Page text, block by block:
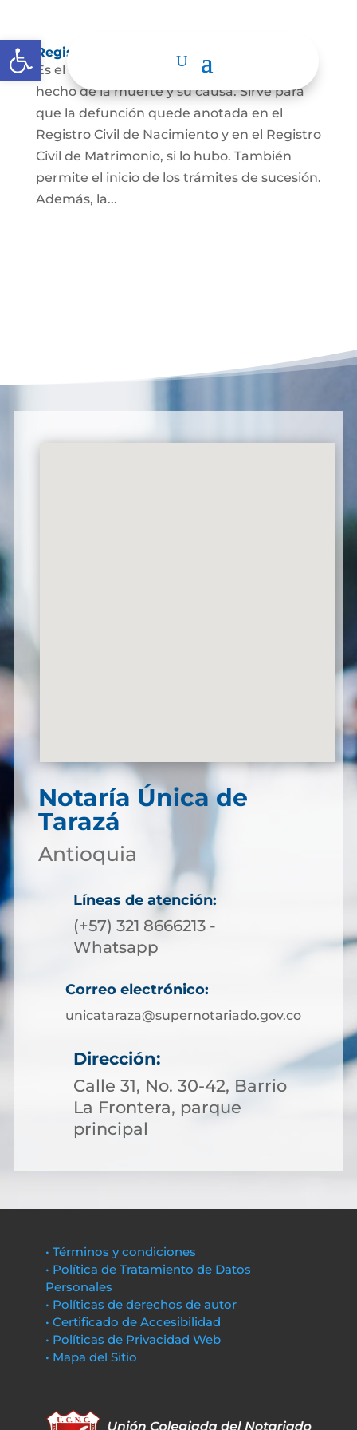
Abrir barra de herramientas
Registro Civil de Defunción
Es el documento público que prueba el
hecho de la muerte y su causa. Sirve para
que la defunción quede anotada en el
Registro Civil de Nacimiento y en el Registro
Civil de Matrimonio, si lo hubo. También
permite el inicio de los trámites de sucesión.
Además, la...
Notaría Única de
Tarazá
Antioquia
Líneas de atención:
(+57) 321 8666213 -
Whatsapp
Correo electrónico:
unicataraza@supernotariado.gov.co
Dirección:
Calle 31, No. 30-42, Barrio
La Frontera, parque
principal
• Términos y condiciones
• Política de Tratamiento de Datos
Personales
• Políticas de derechos de autor
• Certificado de Accesibilidad
• Políticas de Privacidad Web
• Mapa del Sitio